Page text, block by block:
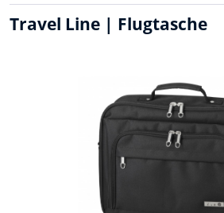
Travel Line | Flugtasche